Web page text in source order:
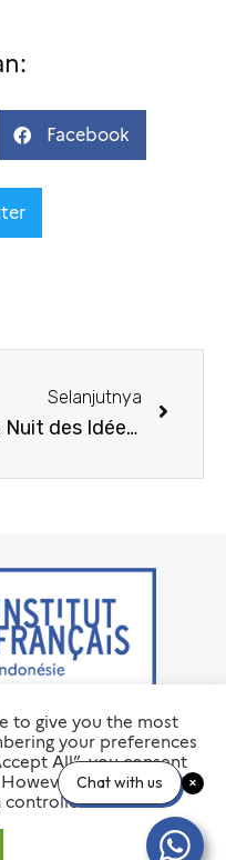
Facebook
Selanjutnya
La Nuit des Idées 2025 : Pouvoir agir ?!
Jakarta Pusat 10350
79 00
Reserved
– IFI
to give you the most
your preferences
All”, you consent
you may visit
controlled consent.
Chat with us